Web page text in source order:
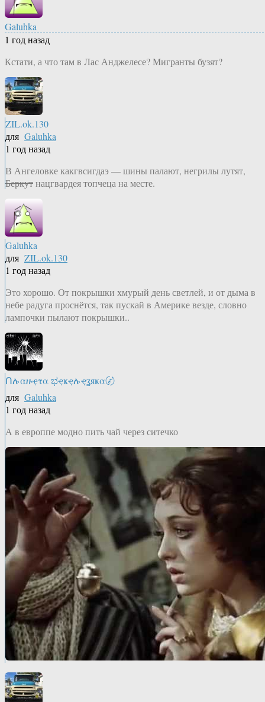
Galuhka
1 год назад
Кстати, а что там в Лас Анджелесе? Мигранты бузят?
ZIL.ok.130
для Galuhka
1 год назад
В Ангеловке какгвсигдаэ — шины палают, негрилы лутят,
Беркутнацгвардея топчеца на месте.
Galuhka
для ZIL.ok.130
1 год назад
Это хорошо. От покрышки хмурый день светлей, и от дыма в
небе радуга проснётся, так пускай в Америке везде, словно
лампочки пылают покрышки..
Ոሉαዙҿτα ಭҿҝҿሉҿʓяҝα〄
для Galuhka
1 год назад
А в европпе модно пить чай через ситечко